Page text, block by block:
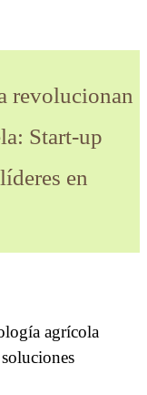
revolucionan
Start-up
en
agrícola